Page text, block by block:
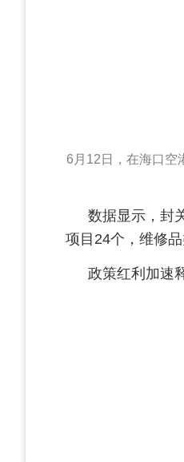
6月12日，在海口空
数据显示，封
项目24个，维修
政策红利加速